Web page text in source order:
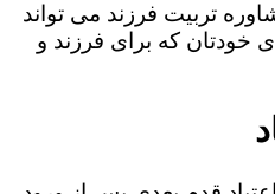
تربیت فرزند می تواند
خودتان که برای فرزند و